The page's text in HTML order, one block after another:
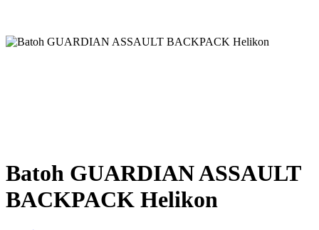
Batoh GUARDIAN ASSAULT
BACKPACK Helikon